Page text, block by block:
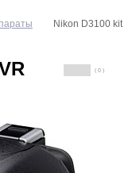
Nikon D3100 kit
( 0 )